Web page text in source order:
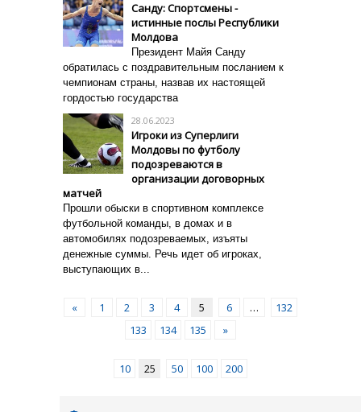
Санду: Спортсмены -
истинные послы Республики
Молдова
Президент Майя Санду
обратилась с поздравительным посланием к
чемпионам страны, назвав их настоящей
гордостью государства
28.06.2023
Игроки из Суперлиги
Молдовы по футболу
подозреваются в
организации договорных
матчей
Прошли обыски в спортивном комплексе
футбольной команды, в домах и в
автомобилях подозреваемых, изъяты
денежные суммы. Речь идет об игроках,
выступающих в...
« 1 2 3 4 5 6 …
132
133
134 135 »
10 25 50 100 200